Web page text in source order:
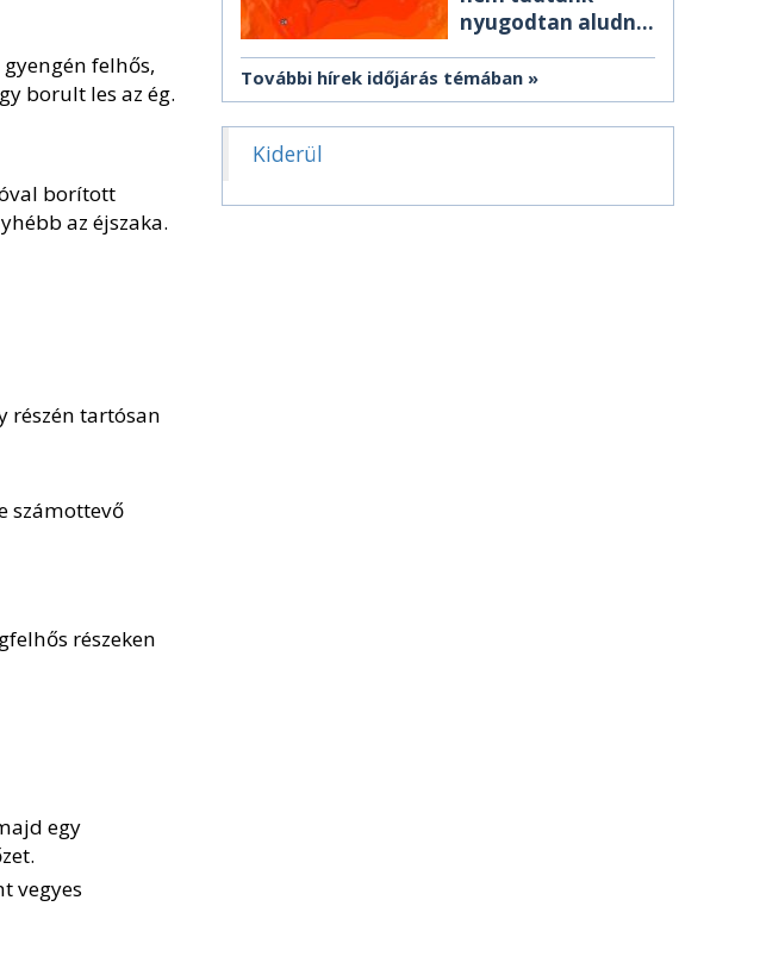
felhős,
borult les az ég.
borított
az éjszaka.
részén tartósan
számottevő
részeken
egy
vegyes
nyugodtan aludni
További hírek időjárás témában
Kiderül